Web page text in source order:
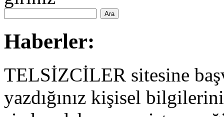
Haberler:
TELSİZCİLER sitesine
yazdığınız kişisel